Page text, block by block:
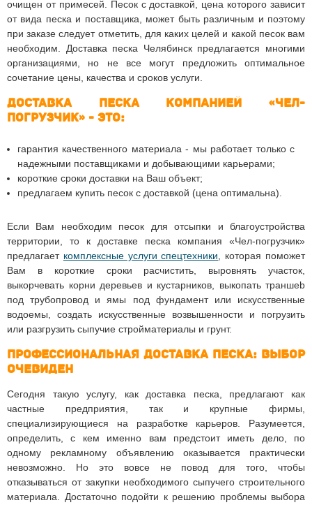
очищен от примесей. Песок с доставкой, цена которого зависит
от вида песка и поставщика, может быть различным и поэтому
при заказе следует отметить, для каких целей и какой песок вам
необходим. Доставка песка Челябинск предлагается многими
организациями, но не все могут предложить оптимальное
сочетание цены, качества и сроков услуги.
Доставка песка компанией «Чел-
погрузчик» - это:
гарантия качественного материала - мы работает только с
надежными поставщиками и добывающими карьерами;
короткие сроки доставки на Ваш объект;
предлагаем купить песок с доставкой (цена оптимальна).
Если Вам необходим песок для отсыпки и благоустройства
территории, то к доставке песка компания «Чел-погрузчик»
предлагает комплексные услуги спецтехники , которая поможет
Вам в короткие сроки расчистить, выровнять участок,
выкорчевать корни деревьев и кустарников, выкопать траншеb
под трубопровод и ямы под фундамент или искусственные
водоемы, создать искусственные возвышенности и погрузить
или разгрузить сыпучие стройматериалы и грунт.
Профессиональная доставка песка: выбор
очевиден
Сегодня такую услугу, как доставка песка, предлагают как
частные предприятия, так и крупные фирмы,
специализирующиеся на разработке карьеров. Разумеется,
определить, с кем именно вам предстоит иметь дело, по
одному рекламному объявлению оказывается практически
невозможно. Но это вовсе не повод для того, чтобы
отказываться от закупки необходимого сыпучего строительного
материала. Достаточно подойти к решению проблемы выбора